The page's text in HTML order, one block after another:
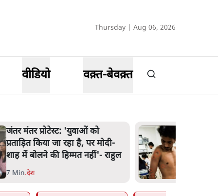
Thursday | Aug 06, 2026
वीडियो वक़्त-बेवक़्त
जंतर मंतर प्रोटेस्ट: 'युवाओं को
प्रताड़ित किया जा रहा है, पर मोदी-
शाह में बोलने की हिम्मत नहीं'- राहुल
7 Min.देश